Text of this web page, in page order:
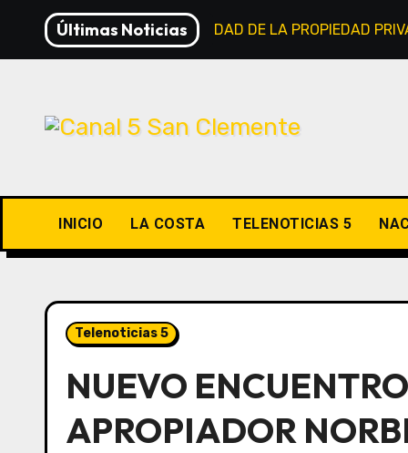
contenido
Últimas Noticias
LEY DE INVIOLABILIDAD DE LA PROPIEDAD
INICIO LA COSTA TELENOTICIAS 5
Telenoticias 5
NUEVO
APROPIADOR